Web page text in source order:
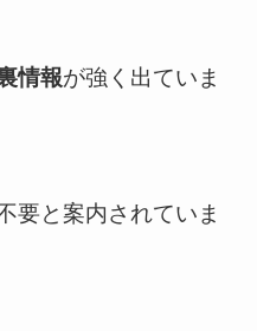
情報が強く出ていま
要と案内されていま